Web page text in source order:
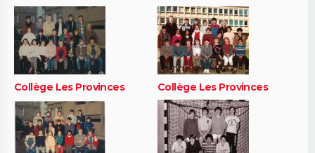
Collège Les Provinces Collège Les Provinces